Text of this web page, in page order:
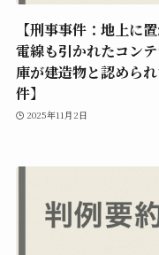
【刑事事件：地上に
電線も引かれたコン
庫が建造物と認めら
件】
2025年11月2日